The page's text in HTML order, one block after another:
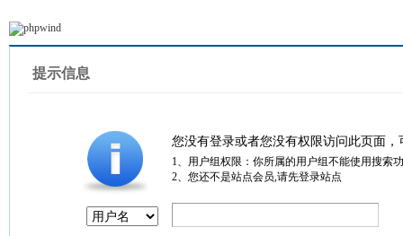
提示信息
您没有登录或者您没有权限访问此页面
1、用户组权限：你所属的用户组不能使用搜索
2、您还不是站点会员,请先登录站点